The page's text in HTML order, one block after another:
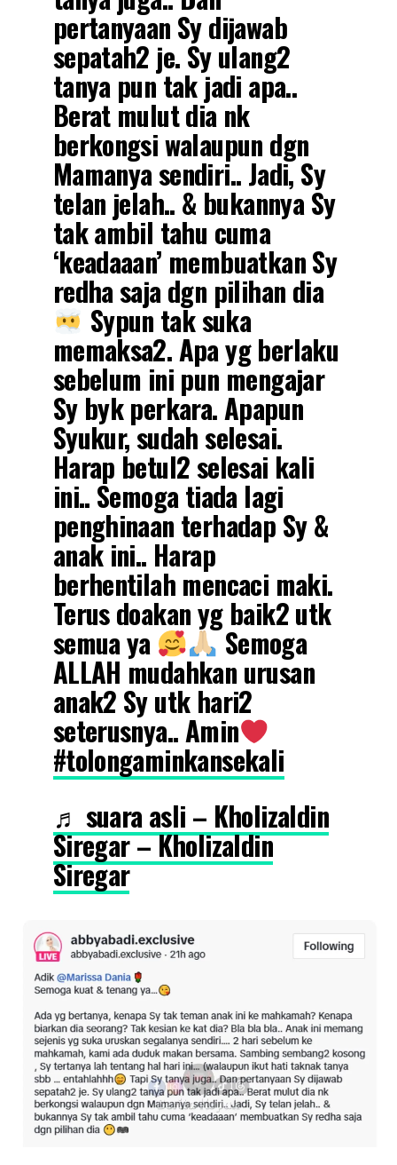
pertanyaan Sy dijawab
sepatah2 je. Sy ulang2
tanya pun tak jadi apa..
Berat mulut dia nk
berkongsi walaupun dgn
Mamanya sendiri.. Jadi, Sy
telan jelah.. & bukannya Sy
tak ambil tahu cuma
‘keadaaan’ membuatkan Sy
redha saja dgn pilihan dia
Sypun tak suka
memaksa2. Apa yg berlaku
sebelum ini pun mengajar
Sy byk perkara. Apapun
Syukur, sudah selesai.
Harap betul2 selesai kali
ini.. Semoga tiada lagi
penghinaan terhadap Sy &
anak ini.. Harap
berhentilah mencaci maki.
Terus doakan yg baik2 utk
semua ya Semoga
ALLAH mudahkan urusan
anak2 Sy utk hari2
seterusnya.. Amin
#tolongaminkansekali
♬ suara asli – Kholizaldin
Siregar – Kholizaldin
Siregar